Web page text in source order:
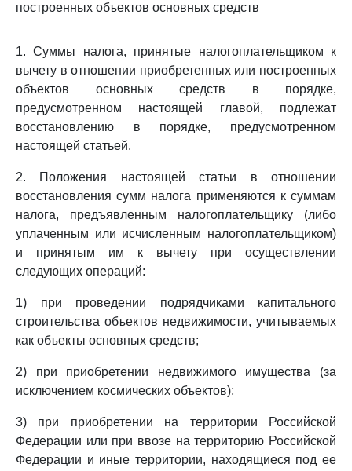
построенных объектов основных средств
1. Суммы налога, принятые налогоплательщиком к
вычету в отношении приобретенных или построенных
объектов основных средств в порядке,
предусмотренном настоящей главой, подлежат
восстановлению в порядке, предусмотренном
настоящей статьей.
2. Положения настоящей статьи в отношении
восстановления сумм налога применяются к суммам
налога, предъявленным налогоплательщику (либо
уплаченным или исчисленным налогоплательщиком)
и принятым им к вычету при осуществлении
следующих операций:
1) при проведении подрядчиками капитального
строительства объектов недвижимости, учитываемых
как объекты основных средств;
2) при приобретении недвижимого имущества (за
исключением космических объектов);
3) при приобретении на территории Российской
Федерации или при ввозе на территорию Российской
Федерации и иные территории, находящиеся под ее